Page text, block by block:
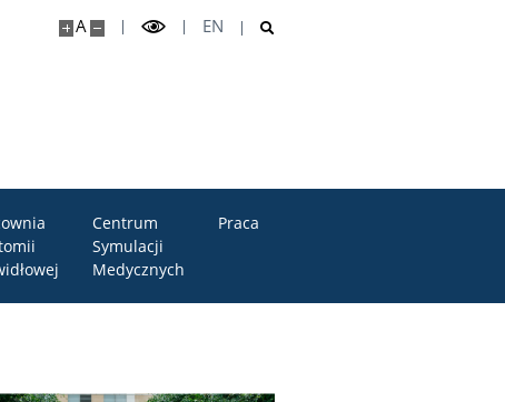
A EN
Centrum
Symulacji
Medycznych
Praca